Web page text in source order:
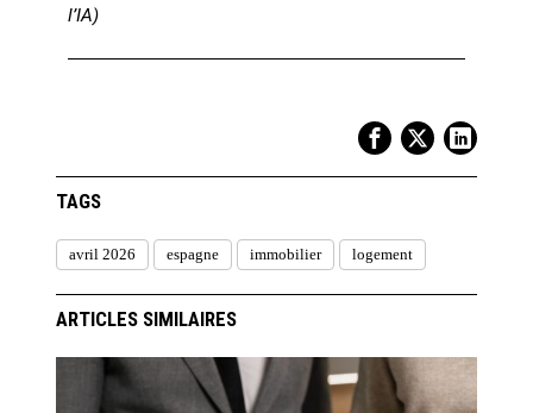
l’IA)
TAGS
avril 2026 espagne immobilier logement
ARTICLES SIMILAIRES